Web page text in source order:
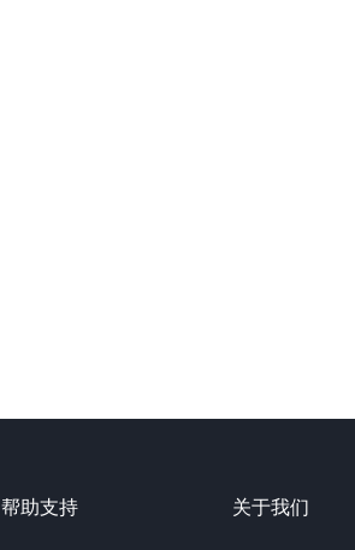
帮助支持 关于我们